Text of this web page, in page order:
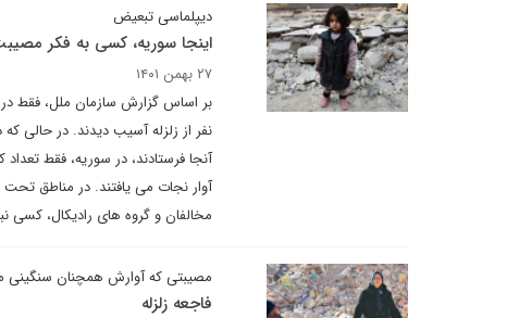
دیپلماسی تبعیض
اینجا سوریه، کسی به فکر
۲۷ بهمن ۱۴۰۱
نفر از زلزله آسیب دیدند. در حالی
آنجا فرستادند، در سوریه، فقط
آوار نجات می یافتند. در مناطق
مخالفان و گروه‌ های رادیکال، کسی
مصیبتی که آوارش همچنان سنگینی
فاجعه زلزله